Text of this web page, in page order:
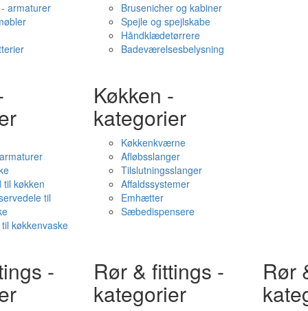
armaturer
Brusenicher og kabiner
Spejle og spejlskabe
Håndklædetørrere
Badeværelsesbelysning
til køkken
til
køkkenvaske
Køkken -
kategorier
Køkkenkværne
Afløbsslanger
Tilslutningsslanger
Affaldssystemer
Emhætter
Sæbedispensere
- Rør & fittings -
kategorier
Rør